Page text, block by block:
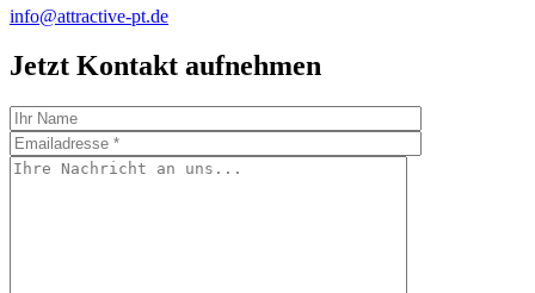
info@attractive-pt.de
Jetzt Kontakt aufnehmen